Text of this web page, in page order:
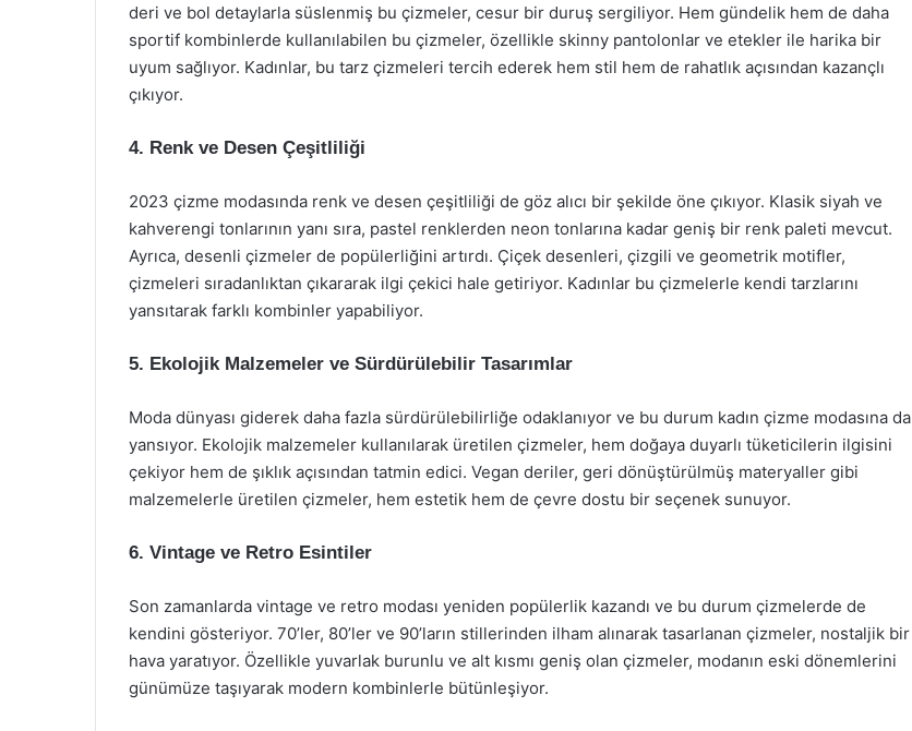
deri ve bol detaylarla süslenmiş bu çizmeler, cesur bir duruş sergiliyor. Hem gündelik hem de daha
sportif kombinlerde kullanılabilen bu çizmeler, özellikle skinny pantolonlar ve etekler ile harika bir
uyum sağlıyor. Kadınlar, bu tarz çizmeleri tercih ederek hem stil hem de rahatlık açısından kazançlı
çıkıyor.
4. Renk ve Desen Çeşitliliği
2023 çizme modasında renk ve desen çeşitliliği de göz alıcı bir şekilde öne çıkıyor. Klasik siyah ve
kahverengi tonlarının yanı sıra, pastel renklerden neon tonlarına kadar geniş bir renk paleti mevcut.
Ayrıca, desenli çizmeler de popülerliğini artırdı. Çiçek desenleri, çizgili ve geometrik motifler,
çizmeleri sıradanlıktan çıkararak ilgi çekici hale getiriyor. Kadınlar bu çizmelerle kendi tarzlarını
yansıtarak farklı kombinler yapabiliyor.
5. Ekolojik Malzemeler ve Sürdürülebilir Tasarımlar
Moda dünyası giderek daha fazla sürdürülebilirliğe odaklanıyor ve bu durum kadın çizme modasına da
yansıyor. Ekolojik malzemeler kullanılarak üretilen çizmeler, hem doğaya duyarlı tüketicilerin ilgisini
çekiyor hem de şıklık açısından tatmin edici. Vegan deriler, geri dönüştürülmüş materyaller gibi
malzemelerle üretilen çizmeler, hem estetik hem de çevre dostu bir seçenek sunuyor.
6. Vintage ve Retro Esintiler
Son zamanlarda vintage ve retro modası yeniden popülerlik kazandı ve bu durum çizmelerde de
kendini gösteriyor. 70’ler, 80’ler ve 90’ların stillerinden ilham alınarak tasarlanan çizmeler, nostaljik bir
hava yaratıyor. Özellikle yuvarlak burunlu ve alt kısmı geniş olan çizmeler, modanın eski dönemlerini
günümüze taşıyarak modern kombinlerle bütünleşiyor.